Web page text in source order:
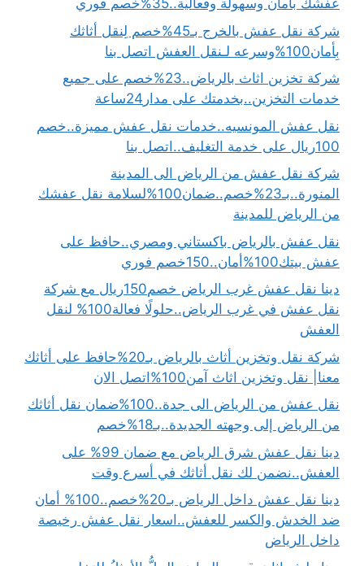
عفشك بأمان وسهولة وفعالية..35%خصم فوري
شركة نقل عفش بالخرج بـ45%خصم لِنقل أثاثك
بِأمان100%وسرعه لـنقل العفش اتصل بنا
شركة تخزين اثاث بالرياض..23%خصم على جميع
خدمات التخزين..بخدمتك على مدار24ساعة
نقل عفش المونسيه..خدمات نقل عفش مميزة..خصم
100ريال على خدمة التغليف..اتصل بنا
شركة نقل عفش من الرياض الى المدينة
المنورة..بـ23%خصم..ضمان100%لسلامة نقل عفشك
من الرياض للمدينة
نقل عفش بالرياض باكستاني ومصري..حافظ على
عفش بيتك100%أمان..150خصم فوري
دينا نقل عفش غرب الرياض خصم150ريال مع شركة
نقل عفش في غرب الرياض..حلولًا فعالة100% لنقل
العفش
شركة نقل وتخزين أثاث بالرياض بـ20%حافظ على أثاثك
معنا| نقل وتخزين اثاث آمن100%اتصل الان
نقل عفش من الرياض الى جدة..100%ضمان نقل أثاثك
من الرياض إلى وجهته الجديدة..بـ18%خصم
دينا نقل عفش شرق الرياض مع ضمان 99% على
العفش..نضمن لك نقل أثاثك في أسرع وقت
دينا نقل عفش داخل الرياض بـ20%خصم..100% أمان
ضد الخدش والكسر للعفش..اسعار نقل عفش رخيصة
داخل الرياض